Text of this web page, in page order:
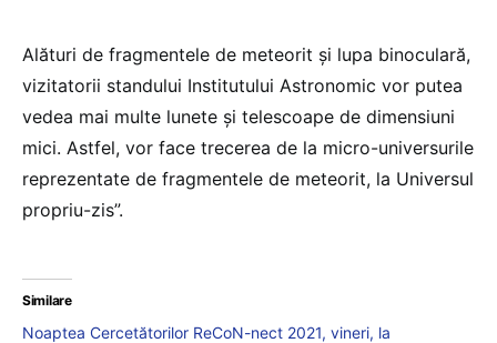
Alături de fragmentele de meteorit și lupa binoculară,
vizitatorii standului Institutului Astronomic vor putea
vedea mai multe lunete și telescoape de dimensiuni
mici. Astfel, vor face trecerea de la micro-universurile
reprezentate de fragmentele de meteorit, la Universul
propriu-zis”.
Similare
Noaptea Cercetătorilor ReCoN-nect 2021, vineri, la